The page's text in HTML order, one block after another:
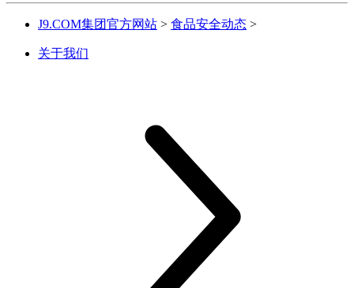
J9.COM集团官方网站 > 食品安全动态 >
关于我们